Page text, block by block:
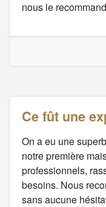
nous le
Ce fût une
On a eu une
notre première
professionnels,
besoins. Nous
sans aucune